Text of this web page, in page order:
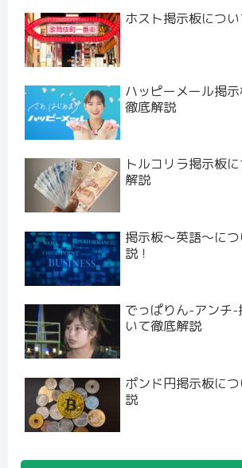
ホスト掲示板につ
ハッピーメール掲
徹底解説
トルコリラ掲示板
解説
掲示板～英語～に
説！
でっぱりん-アンチ-
いて徹底解説
ポンド円掲示板に
説